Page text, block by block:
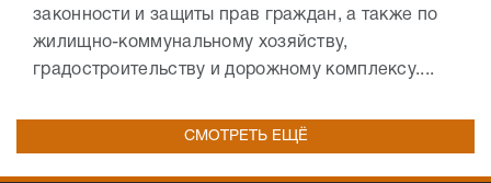
законности и защиты прав граждан, а также по
жилищно-коммунальному хозяйству,
градостроительству и дорожному комплексу....
СМОТРЕТЬ ЕЩЁ